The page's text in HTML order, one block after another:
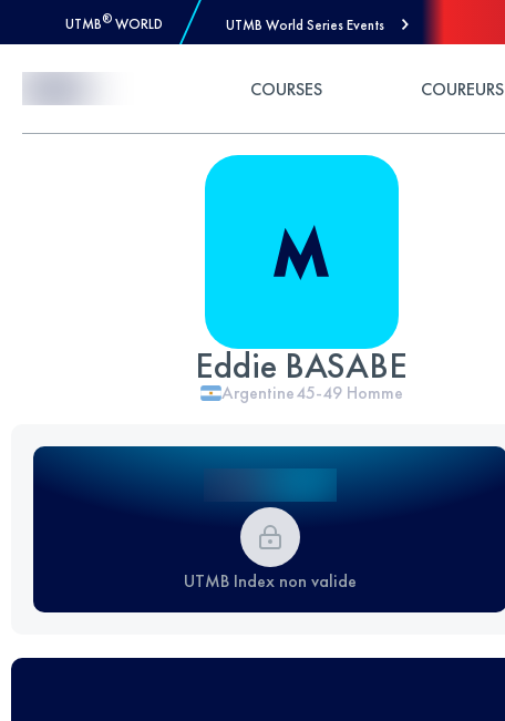
UTMB® WORLD UTMB World Series Events
COURSES COUREURS
Eddie BASABE
Argentine45-49 Homme
UTMB Index non valide